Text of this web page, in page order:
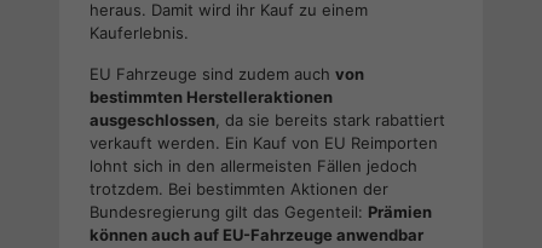
heraus. Damit wird ihr Kauf zu einem
Kauferlebnis.
EU Fahrzeuge sind zudem auch von
bestimmten Herstelleraktionen
ausgeschlossen, da sie bereits stark rabattiert
verkauft werden. Ein Kauf von EU Reimporten
lohnt sich in den allermeisten Fällen jedoch
trotzdem. Bei bestimmten Aktionen der
Bundesregierung gilt das Gegenteil: Prämien
können auch auf EU-Fahrzeuge anwendbar